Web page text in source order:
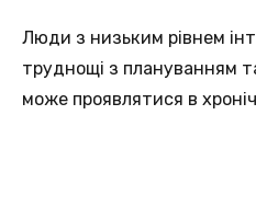
Люди з низьким рівнем
труднощі з плануванням
може проявлятися в